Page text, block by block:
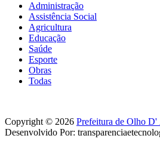
Administração
Assistência Social
Agricultura
Educação
Saúde
Esporte
Obras
Todas
Copyright © 2026 Prefeitura de Olho
Desenvolvido Por: